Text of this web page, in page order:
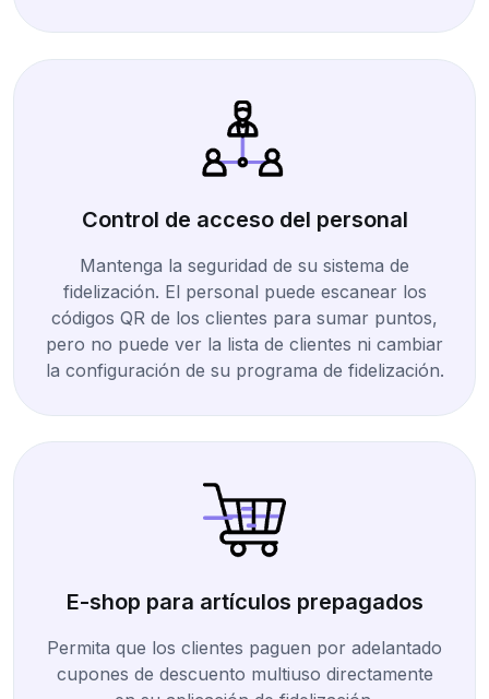
Control de acceso del personal
Mantenga la seguridad de su sistema de
fidelización. El personal puede escanear los
códigos QR de los clientes para sumar puntos,
pero no puede ver la lista de clientes ni cambiar
la configuración de su programa de fidelización.
E-shop para artículos prepagados
Permita que los clientes paguen por adelantado
cupones de descuento multiuso directamente